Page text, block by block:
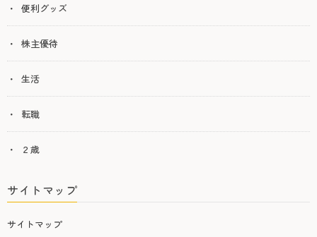
便利グッズ
株主優待
生活
転職
２歳
サイトマップ
サイトマップ